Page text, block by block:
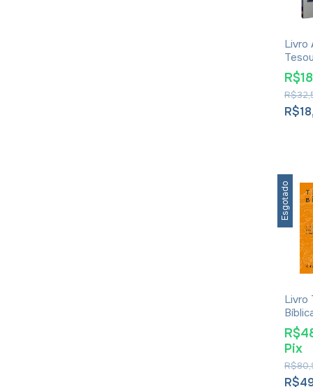
Livro
Esgotado
Livro
Pix